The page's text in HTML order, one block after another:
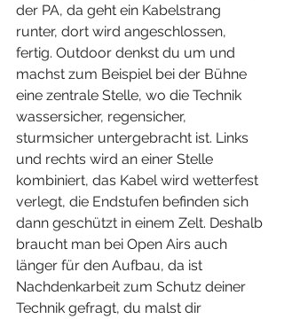
der PA, da geht ein Kabelstrang
runter, dort wird angeschlossen,
fertig. Outdoor denkst du um und
machst zum Beispiel bei der Bühne
eine zentrale Stelle, wo die Technik
wassersicher, regensicher,
sturmsicher untergebracht ist. Links
und rechts wird an einer Stelle
kombiniert, das Kabel wird wetterfest
verlegt, die Endstufen befinden sich
dann geschützt in einem Zelt. Deshalb
braucht man bei Open Airs auch
länger für den Aufbau, da ist
Nachdenkarbeit zum Schutz deiner
Technik gefragt, du malst dir